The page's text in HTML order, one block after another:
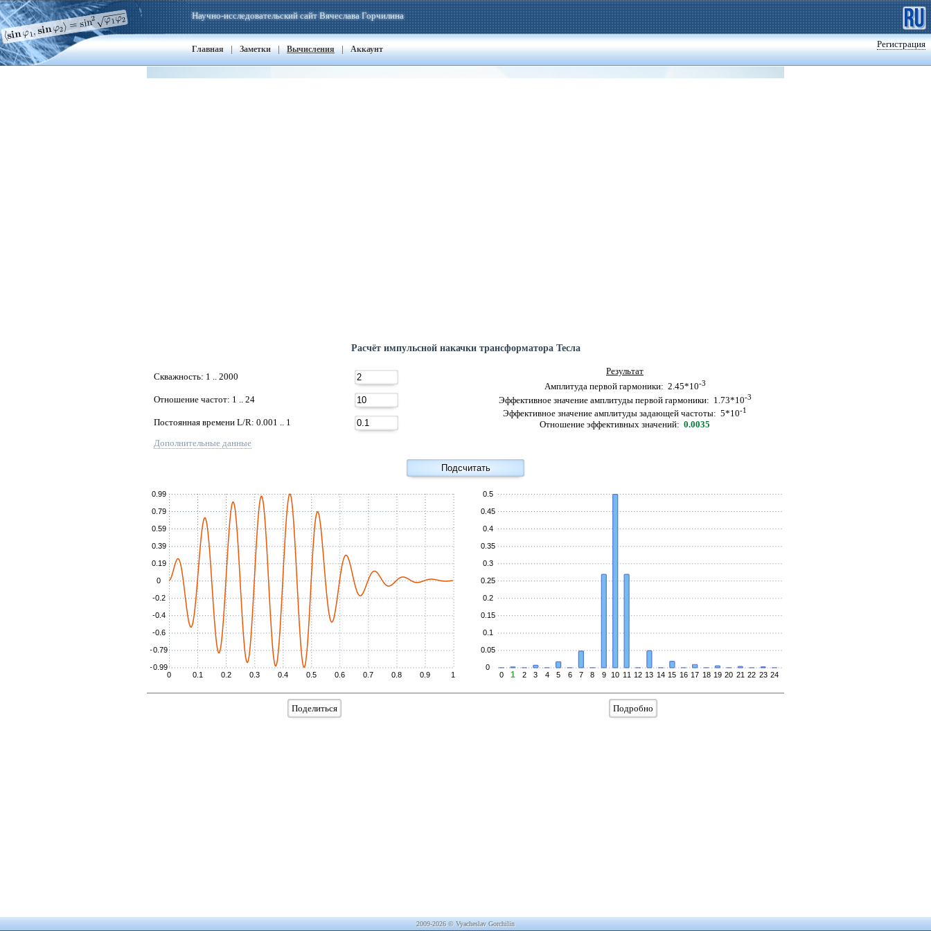
Регистрация
Научно-исследовательский сайт Вячеслава Горчилина
Главная | Заметки | Вычисления | Аккаунт
Расчёт импульсной накачки трансформатора Тесла
Скважность: 1 .. 2000
Отношение частот: 1 .. 24
Постоянная времени L/R: 0.001 .. 1
Дополнительные данные
Результат
Амплитуда первой гармоники: 2.45*10-3
Эффективное значение амплитуды первой гармоники: 1.73*10-3
Эффективное значение амплитуды задающей частоты: 5*10-1
Отношение эффективных значений: 0.0035
-0.99
0
-0.79
0.1
-0.6
0.2
-0.4
0.3
-0.2
0.4
0
0.5
0.19
0.6
0.39
0.7
0.59
0.8
0.79
0.9
0.99
1
0
0.05
0.1
0.15
0.2
0.25
0.3
0.35
0.4
0.45
0.5
0 1 2 3 4 5 6 7 8 9 10 11 12 13 14 15 16 17 18 19 20 21 22 23 24
Поделиться Подробно
2009-2026 © Vyacheslav Gorchilin